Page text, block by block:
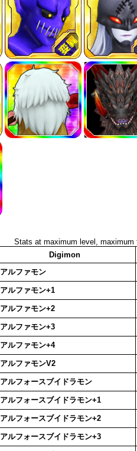
Stats at maximum level,
Digimon
アルファモン
アルファモン+1
アルファモン+2
アルファモン+3
アルファモン+4
アルファモンV2
アルフォースブイドラモン
アルフォースブイドラモン+1
アルフォースブイドラモン+2
アルフォースブイドラモン+3